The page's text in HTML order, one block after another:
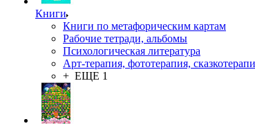
Книги
Книги по метафорическим картам
Рабочие тетради, альбомы
Психологическая литература
Арт-терапия, фототерапия,
+ ЕЩЕ 1